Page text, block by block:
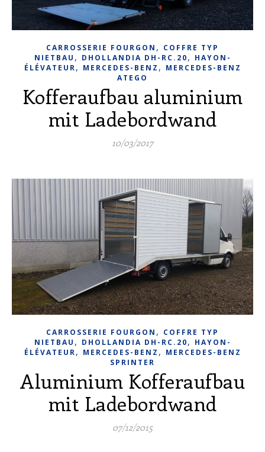
CARROSSERIE FOURGON , COFFRE TYP
NIETBAU , DHOLLANDIA DH-RC.20, HAYON-
ÉLÉVATEUR, MERCEDES-BENZ , MERCEDES-BENZ
ATEGO
Kofferaufbau aluminium
mit Ladebordwand
10/03/2017
CARROSSERIE FOURGON , COFFRE TYP
NIETBAU , DHOLLANDIA DH-RC.20, HAYON-
ÉLÉVATEUR, MERCEDES-BENZ , MERCEDES-BENZ
SPRINTER
Aluminium Kofferaufbau
mit Ladebordwand
07/12/2015